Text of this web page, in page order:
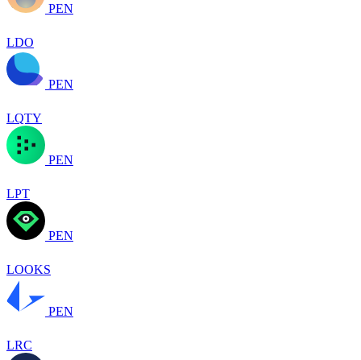
PEN
LDO
PEN
LQTY
PEN
LPT
PEN
LOOKS
PEN
LRC